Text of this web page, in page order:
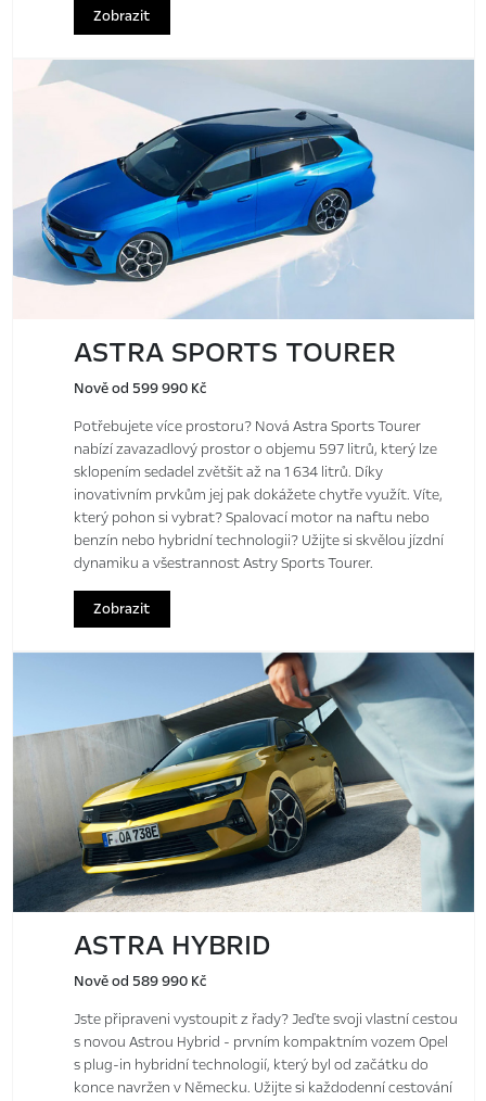
Zobrazit
ASTRA SPORTS TOURER
Nově od 599 990 Kč
Potřebujete více prostoru? Nová Astra Sports Tourer
nabízí zavazadlový prostor o objemu 597 litrů, který lze
sklopením sedadel zvětšit až na 1 634 litrů. Díky
inovativním prvkům jej pak dokážete chytře využít. Víte,
který pohon si vybrat? Spalovací motor na naftu nebo
benzín nebo hybridní technologii? Užijte si skvělou jízdní
dynamiku a všestrannost Astry Sports Tourer.
Zobrazit
ASTRA HYBRID
Nově od 589 990 Kč
Jste připraveni vystoupit z řady? Jeďte svoji vlastní cestou
s novou Astrou Hybrid - prvním kompaktním vozem Opel
s plug-in hybridní technologií, který byl od začátku do
konce navržen v Německu. Užijte si každodenní cestování